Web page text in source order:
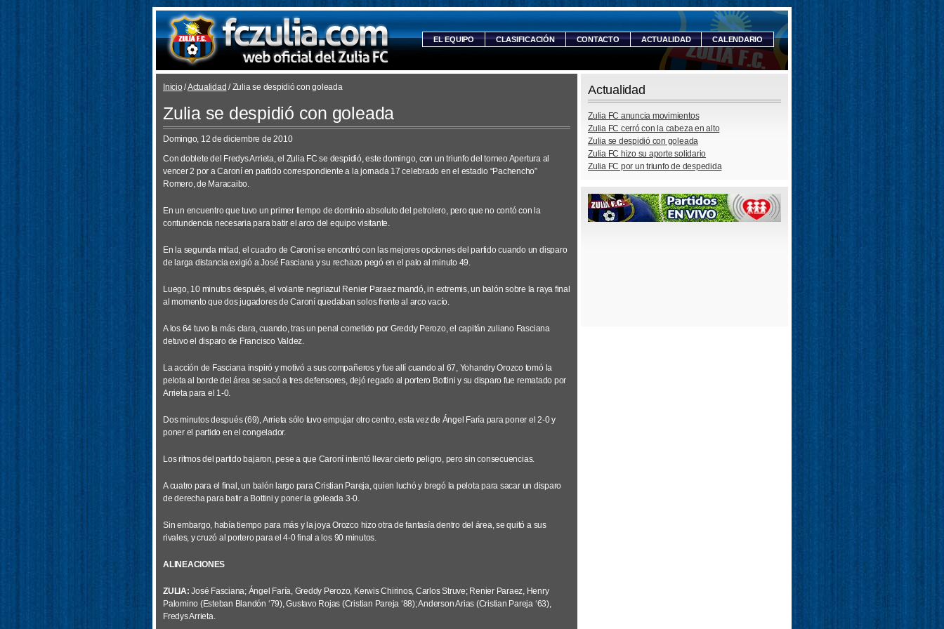
EL EQUIPO CLASIFICACIÓN CONTACTO ACTUALIDAD CALENDARIO
Inicio/Actualidad / Zulia se despidió con goleada
Zulia se despidió con goleada
Domingo, 12 de diciembre de 2010
Con doblete del Fredys Arrieta, el Zulia FC se despidió, este domingo, con un triunfo del torneo Apertura al
vencer 2 por a Caroní en partido correspondiente a la jornada 17 celebrado en el estadio “Pachencho”
Romero, de Maracaibo.
En un encuentro que tuvo un primer tiempo de dominio absoluto del petrolero, pero que no contó con la
contundencia necesaria para batir el arco del equipo visitante.
En la segunda mitad, el cuadro de Caroní se encontró con las mejores opciones del partido cuando un disparo
de larga distancia exigió a José Fasciana y su rechazo pegó en el palo al minuto 49.
Luego, 10 minutos después, el volante negriazul Renier Paraez mandó, in extremis, un balón sobre la raya final
al momento que dos jugadores de Caroní quedaban solos frente al arco vacío.
A los 64 tuvo la más clara, cuando, tras un penal cometido por Greddy Perozo, el capitán zuliano Fasciana
detuvo el disparo de Francisco Valdez.
La acción de Fasciana inspiró y motivó a sus compañeros y fue allí cuando al 67, Yohandry Orozco tomó la
pelota al borde del área se sacó a tres defensores, dejó regado al portero Bottini y su disparo fue rematado por
Arrieta para el 1-0.
Dos minutos después (69), Arrieta sólo tuvo empujar otro centro, esta vez de Ángel Faría para poner el 2-0 y
poner el partido en el congelador.
Los ritmos del partido bajaron, pese a que Caroní intentó llevar cierto peligro, pero sin consecuencias.
A cuatro para el final, un balón largo para Cristian Pareja, quien luchó y bregó la pelota para sacar un disparo
de derecha para batir a Bottini y poner la goleada 3-0.
Sin embargo, había tiempo para más y la joya Orozco hizo otra de fantasía dentro del área, se quitó a sus
rivales, y cruzó al portero para el 4-0 final a los 90 minutos.
ALINEACIONES
ZULIA: José Fasciana; Ángel Faría, Greddy Perozo, Kerwis Chirinos, Carlos Struve; Renier Paraez, Henry
Palomino (Esteban Blandón ‘79), Gustavo Rojas (Cristian Pareja ‘88); Anderson Arias (Cristian Pareja ‘63),
Fredys Arrieta.
Actualidad
Zulia FC anuncia movimientos
Zulia FC cerró con la cabeza en alto
Zulia se despidió con goleada
Zulia FC hizo su aporte solidario
Zulia FC por un triunfo de despedida